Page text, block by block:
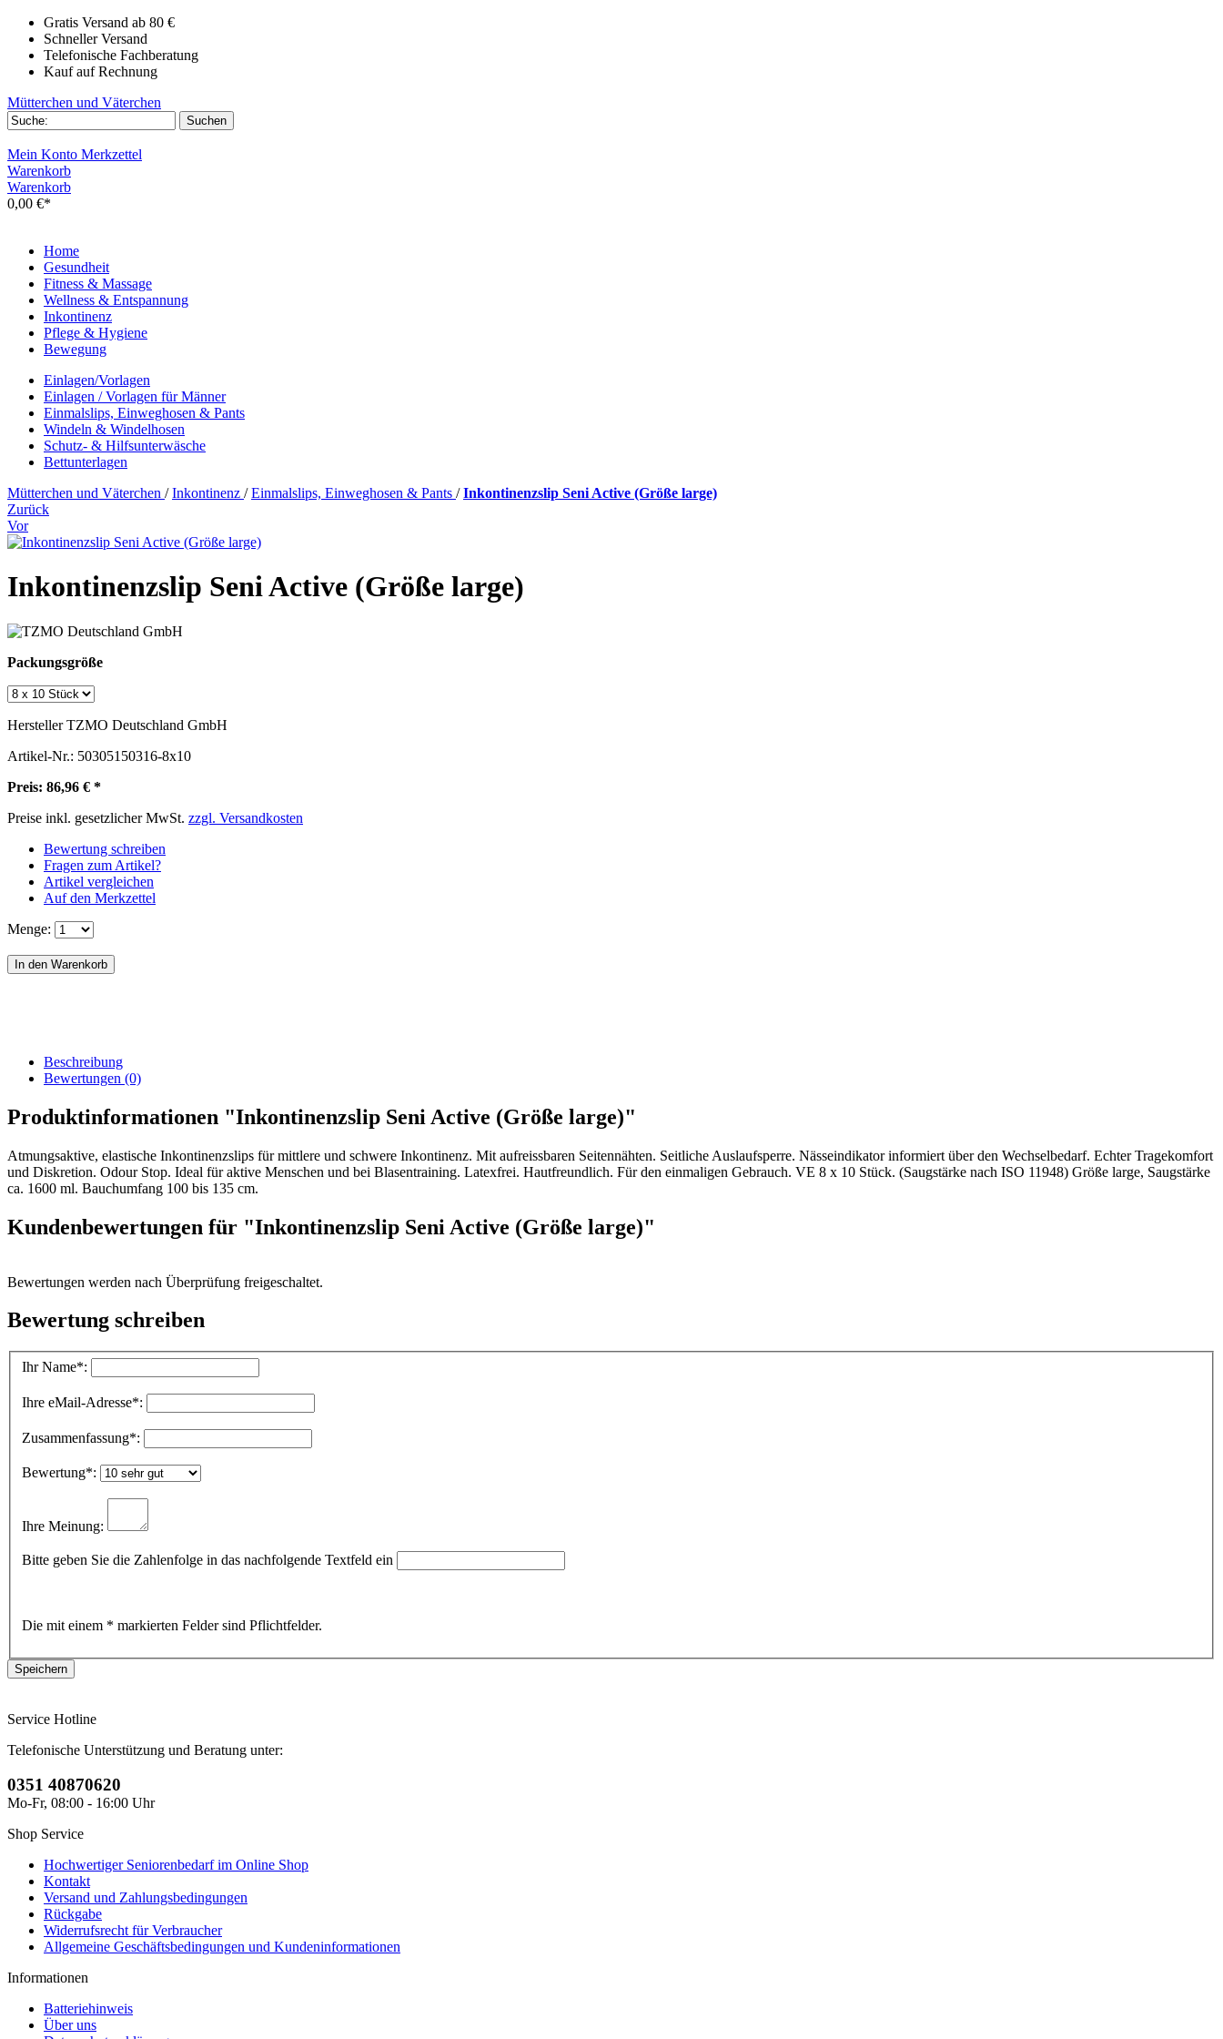
Gratis Versand ab 80 €
Schneller Versand
Telefonische Fachberatung
Kauf auf Rechnung
Mütterchen und Väterchen
Mein Konto Merkzettel
Warenkorb
Warenkorb
0,00 €*
Home
Gesundheit
Fitness & Massage
Wellness & Entspannung
Inkontinenz
Pflege & Hygiene
Bewegung
Einlagen/Vorlagen
Einlagen / Vorlagen für Männer
Einmalslips, Einweghosen & Pants
Windeln & Windelhosen
Schutz- & Hilfsunterwäsche
Bettunterlagen
Mütterchen und Väterchen / Inkontinenz / Einmalslips, Einweghosen & Pants / Inkontinenzslip Seni Active (Größe large)
Zurück
Vor
Inkontinenzslip Seni Active (Größe large)
Packungsgröße
HerstellerTZMO Deutschland GmbH
Artikel-Nr.: 50305150316-8x10
Preis: 86,96 € *
Preise inkl. gesetzlicher MwSt. zzgl. Versandkosten
Bewertung schreiben
Fragen zum Artikel?
Artikel vergleichen
Auf den Merkzettel
Menge:
Beschreibung
Bewertungen (0)
Produktinformationen "Inkontinenzslip Seni Active (Größe large)"
Atmungsaktive, elastische Inkontinenzslips für mittlere und schwere Inkontinenz. Mit aufreissbaren Seitennähten. Seitliche Auslaufsperre. Nässeindikator informiert über den Wechselbedarf. Echter Tragekomfort
und Diskretion. Odour Stop. Ideal für aktive Menschen und bei Blasentraining. Latexfrei. Hautfreundlich. Für den einmaligen Gebrauch. VE 8 x 10 Stück. (Saugstärke nach ISO 11948) Größe large, Saugstärke
ca. 1600 ml. Bauchumfang 100 bis 135 cm.
Kundenbewertungen für "Inkontinenzslip Seni Active (Größe large)"
Bewertungen werden nach Überprüfung freigeschaltet.
Bewertung schreiben
Ihr Name*:
Ihre eMail-Adresse*:
Zusammenfassung*:
Bewertung*:
Ihre Meinung:
Bitte geben Sie die Zahlenfolge in das nachfolgende Textfeld ein
Die mit einem * markierten Felder sind Pflichtfelder.
Service Hotline
Telefonische Unterstützung und Beratung unter:
0351 40870620
Mo-Fr, 08:00 - 16:00 Uhr
Shop Service
Hochwertiger Seniorenbedarf im Online Shop
Kontakt
Versand und Zahlungsbedingungen
Rückgabe
Widerrufsrecht für Verbraucher
Allgemeine Geschäftsbedingungen und Kundeninformationen
Informationen
Batteriehinweis
Über uns